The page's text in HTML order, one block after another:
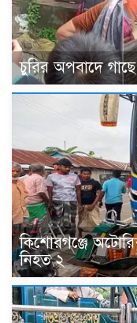
চুরির অপবাদে
কিশোরগঞ্জে
নিহত ২